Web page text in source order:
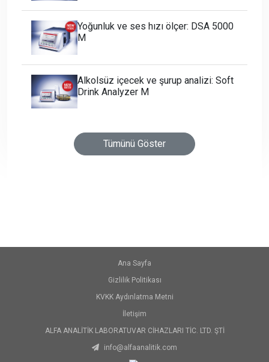
Yoğunluk ve ses hızı ölçer: DSA 5000
M
Alkolsüz içecek ve şurup analizi: Soft
Drink Analyzer M
Tümünü Göster
Ana Sayfa
Gizlilik Politikası
KVKK Aydınlatma Metni
İletişim
ALFA ANALİTİK LABORATUVAR CİHAZLARI TİC. LTD. ŞTİ
info@alfaanalitik.com